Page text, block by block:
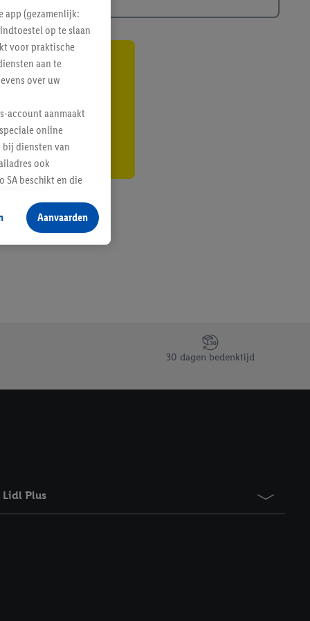
30 dagen bedenktijd
Lidl Plus
app (gezamenlijk:
op te slaan
voor praktische
aan te
over uw
account aanmaakt
online
diensten van
ook
SA beschikt en die
producten waarin
maar het
als er met behulp
Aanvaarden